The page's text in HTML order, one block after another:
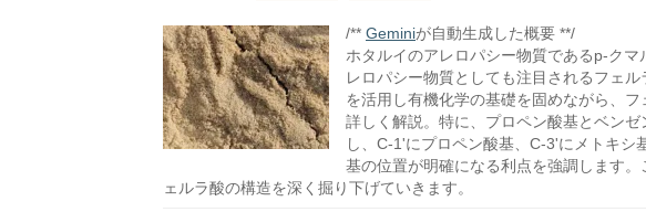
/** Geminiが自動生成した概要 **/
ホタルイのアレロパシー物質であるp-ク
レロパシー物質としても注目されるフェ
を活用し有機化学の基礎を固めながら、
詳しく解説。特に、プロペン酸基とベン
し、C-1'にプロペン酸基、C-3'にメトキ
基の位置が明確になる利点を強調します
ェルラ酸の構造を深く掘り下げていきます。